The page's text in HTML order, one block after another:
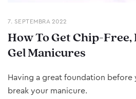
7. SEPTEMBRA 2022
How To Get Chip-
Gel Manicures
Having a great foundation before
break your manicure.